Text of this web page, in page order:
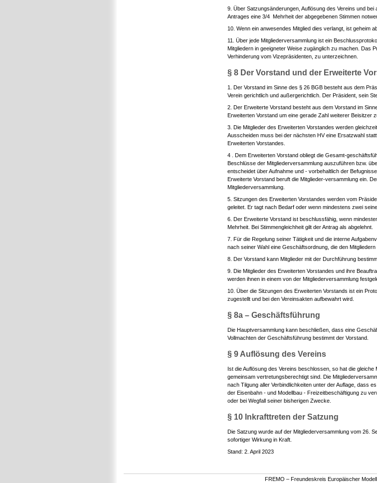
9. Über Satzungsänderungen, Auflösung des Vereins und
Antrages eine 3/4 Mehrheit der abgegebenen Stimmen
10. Wenn ein anwesendes Mitglied dies verlangt, ist geheim
11. Über jede Mitgliederversammlung ist ein
Mitgliedern in geeigneter Weise zugänglich zu machen. Das
Verhinderung vom Vizepräsidenten, zu unterzeichnen.
§ 8 Der Vorstand und der Erweiterte
1. Der Vorstand im Sinne des § 26 BGB besteht aus dem
Verein gerichtlich und außergerichtlich. Der Präsident, sein
2. Der Erweiterte Vorstand besteht aus dem Vorstand im
Erweiterten Vorstand um eine gerade Zahl weiterer Beisitzer
3. Die Mitglieder des Erweiterten Vorstandes werden
Ausscheiden muss bei der nächsten HV eine Ersatzwahl
Erweiterten Vorstandes.
4 . Dem Erweiterten Vorstand obliegt die Gesamt-
Beschlüsse der Mitgliederversammlung auszuführen bzw.
entscheidet über Aufnahme und - vorbehaltlich der
Erweiterte Vorstand beruft die Mitglieder-versammlung ein.
Mitgliederversammlung.
5. Sitzungen des Erweiterten Vorstandes werden vom
geleitet. Er tagt nach Bedarf oder wenn mindestens zwei
6. Der Erweiterte Vorstand ist beschlussfähig, wenn
Mehrheit. Bei Stimmengleichheit gilt der Antrag als abgelehnt.
7. Für die Regelung seiner Tätigkeit und die interne
nach seiner Wahl eine Geschäftsordnung, die den
8. Der Vorstand kann Mitglieder mit der Durchführung
9. Die Mitglieder des Erweiterten Vorstandes und ihre
werden ihnen in einem von der Mitgliederversammlung
10. Über die Sitzungen des Erweiterten Vorstands ist ein
zugestellt und bei den Vereinsakten aufbewahrt wird.
§ 8a – Geschäftsführung
Die Hauptversammlung kann beschließen, dass eine
Vollmachten der Geschäftsführung bestimmt der Vorstand.
§ 9 Auflösung des Vereins
Ist die Auflösung des Vereins beschlossen, so hat die
gemeinsam vertretungsberechtigt sind. Die
nach Tilgung aller Verbindlichkeiten unter der Auflage, dass
der Eisenbahn - und Modellbau - Freizeitbeschäftigung zu
oder bei Wegfall seiner bisherigen Zwecke.
§ 10 Inkrafttreten der Satzung
Die Satzung wurde auf der Mitgliederversammlung vom 26.
sofortiger Wirkung in Kraft.
Stand: 2. April 2023
FREMO – Freundeskreis Europäischer